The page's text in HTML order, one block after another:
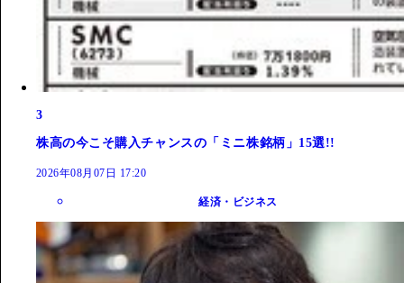
3
株高の今こそ購入チャンスの「ミニ株銘柄」15選!!
2026年08月07日 17:20
経済・ビジネス